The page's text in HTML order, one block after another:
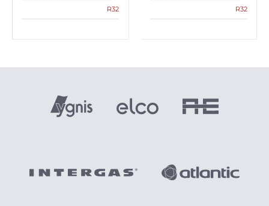
R32
R32